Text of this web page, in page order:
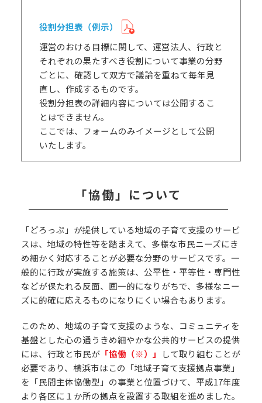
役割分担表（例示）
運営のおける目標に関して、運営法人、行政と
それぞれの果たすべき役割について事業の分野
ごとに、確認して双方で議論を重ねて毎年見
直し、作成するものです。
役割分担表の詳細内容については公開するこ
とはできません。
ここでは、フォームのみイメージとして公開
いたします。
「協働」について
「どろっぷ」が提供している地域の子育て支援のサービ
スは、地域の特性等を踏まえて、多様な市民ニーズにき
め細かく対応することが必要な分野のサービスです。一
般的に行政が実施する施策は、公平性・平等性・専門性
などが保たれる反面、画一的になりがちで、多様なニー
ズに的確に応えるものになりにくい場合もあります。
このため、地域の子育て支援のような、コミュニティを
基盤とした心の通うきめ細やかな公共的サービスの提供
には、行政と市民が 「協働（※）」
して取り組むことが
必要であり、横浜市はこの「地域子育て支援拠点事業」
を「民間主体協働型」の事業と位置づけて、平成17年度
より各区に１か所の拠点を設置する取組を進めました。